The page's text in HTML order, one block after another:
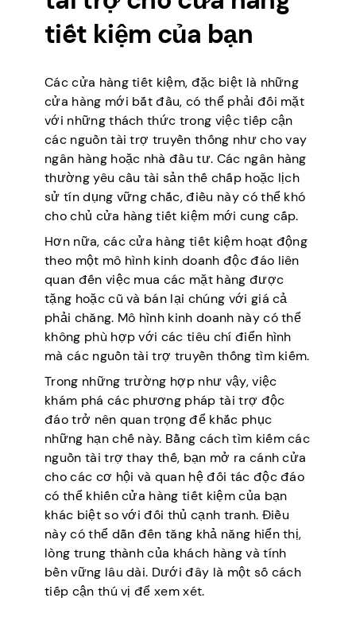
tiết kiệm của bạn
Các cửa hàng tiết kiệm, đặc biệt là những
cửa hàng mới bắt đầu, có thể phải đối mặt
với những thách thức trong việc tiếp cận
các nguồn tài trợ truyền thống như cho vay
ngân hàng hoặc nhà đầu tư. Các ngân hàng
thường yêu cầu tài sản thế chấp hoặc lịch
sử tín dụng vững chắc, điều này có thể khó
cho chủ cửa hàng tiết kiệm mới cung cấp.
Hơn nữa, các cửa hàng tiết kiệm hoạt động
theo một mô hình kinh doanh độc đáo liên
quan đến việc mua các mặt hàng được
tặng hoặc cũ và bán lại chúng với giá cả
phải chăng. Mô hình kinh doanh này có thể
không phù hợp với các tiêu chí điển hình
mà các nguồn tài trợ truyền thống tìm kiếm.
Trong những trường hợp như vậy, việc
khám phá các phương pháp tài trợ độc
đáo trở nên quan trọng để khắc phục
những hạn chế này. Bằng cách tìm kiếm các
nguồn tài trợ thay thế, bạn mở ra cánh cửa
cho các cơ hội và quan hệ đối tác độc đáo
có thể khiến cửa hàng tiết kiệm của bạn
khác biệt so với đối thủ cạnh tranh. Điều
này có thể dẫn đến tăng khả năng hiển thị,
lòng trung thành của khách hàng và tính
bền vững lâu dài. Dưới đây là một số cách
tiếp cận thú vị để xem xét.